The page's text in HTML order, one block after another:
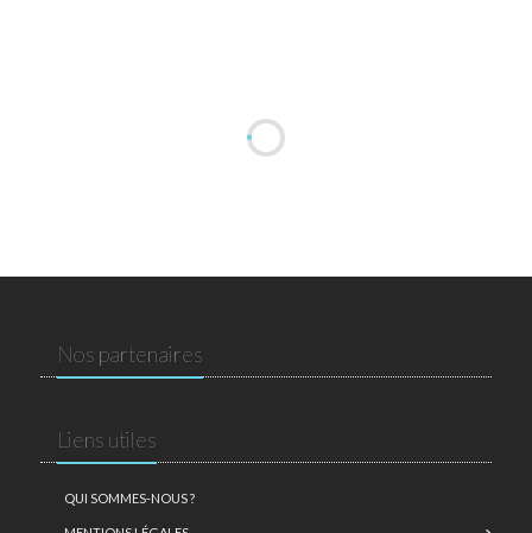
Nos partenaires
Liens utiles
QUI SOMMES-NOUS ?